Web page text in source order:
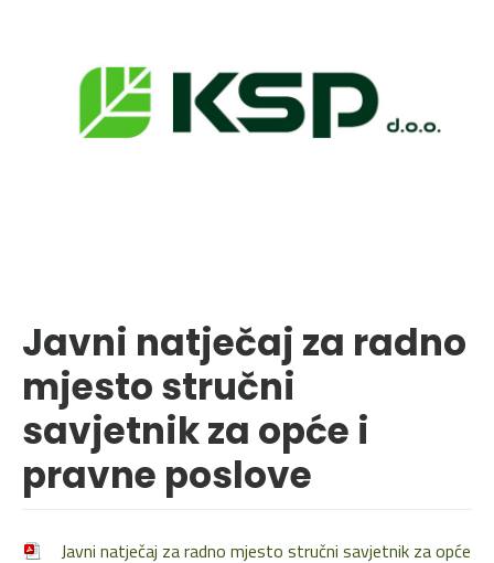
Javni natječaj za radno
mjesto stručni
savjetnik za opće i
pravne poslove
Javni natječaj za radno mjesto stručni savjetnik za opće